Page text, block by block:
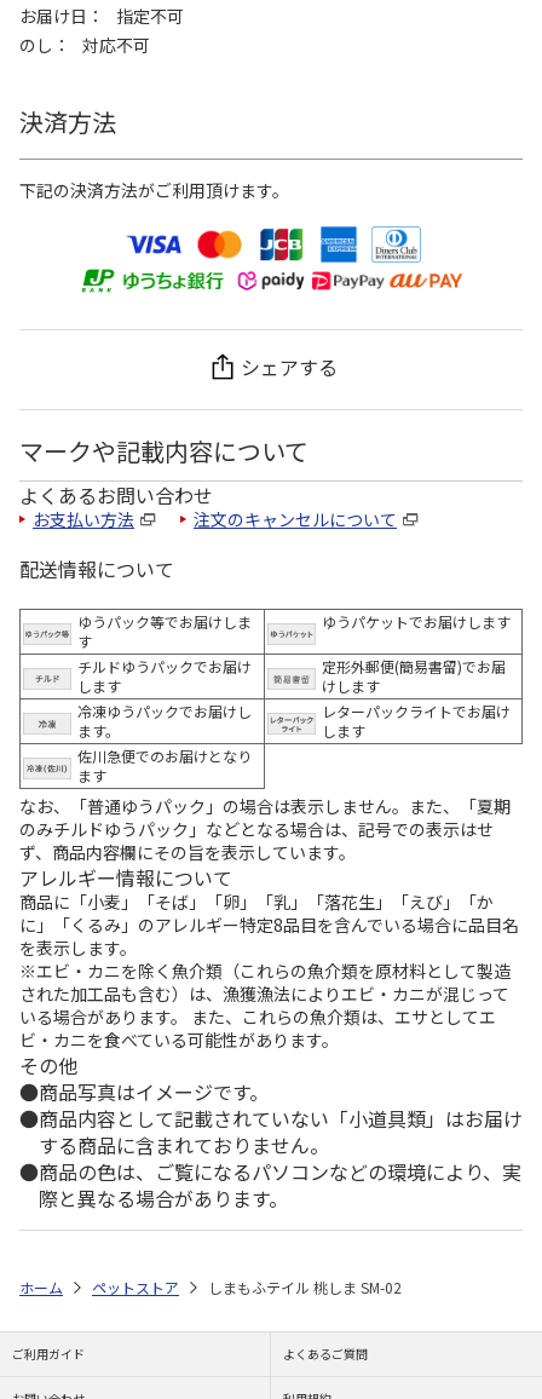
お届け日
指定不可
のし
対応不可
決済方法
下記の決済方法がご利用頂けます。
シェアする
マークや記載内容について
よくあるお問い合わせ
お支払い方法 注文のキャンセルについて
配送情報について
ゆうパック等でお届けしま
す
ゆうパケットでお届けします
チルドゆうパックでお届け
します
定形外郵便(簡易書留)でお届
けします
冷凍ゆうパックでお届けし
ます。
レターパックライトでお届け
します
佐川急便でのお届けとなり
ます
なお、「普通ゆうパック」の場合は表示しません。また、「夏期
のみチルドゆうパック」などとなる場合は、記号での表示はせ
ず、商品内容欄にその旨を表示しています。
アレルギー情報について
商品に「小麦」「そば」「卵」「乳」「落花生」「えび」「か
に」「くるみ」のアレルギー特定8品目を含んでいる場合に品目名
を表示します。
※エビ・カニを除く魚介類（これらの魚介類を原材料として製造
された加工品も含む）は、漁獲漁法によりエビ・カニが混じって
いる場合があります。 また、これらの魚介類は、エサとしてエ
ビ・カニを食べている可能性があります。
その他
商品写真はイメージです。
商品内容として記載されていない「小道具類」はお届け
する商品に含まれておりません。
商品の色は、ご覧になるパソコンなどの環境により、実
際と異なる場合があります。
ホーム ペットストア しまもふテイル 桃しま SM-02
ご利用ガイド よくあるご質問